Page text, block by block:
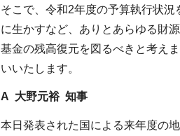
そこで、令和2年度の予算執行状
に生かすなど、ありとあらゆる財
基金の残高復元を図るべきと考え
いいたします。
A 大野元裕 知事
本日発表された国による来年度の